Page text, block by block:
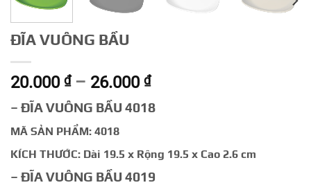
ĐĨA VUÔNG BẦU
20.000 ₫ – 26.000 ₫Khoảng
giá:
từ
đến
26.000 ₫
– ĐĨA VUÔNG BẦU 4018
MÃ SẢN PHẨM: 4018
KÍCH THƯỚC: Dài 19.5 x Rộng 19.5 x Cao 2.6 cm
– ĐĨA VUÔNG BẦU 4019